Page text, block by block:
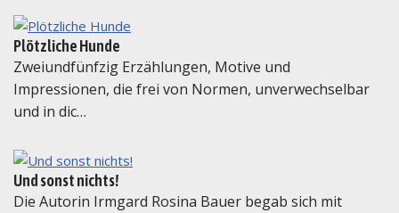
Plötzliche Hunde
Zweiundfünfzig Erzählungen, Motive und
Impressionen, die frei von Normen, unverwechselbar
und in dic…
Und sonst nichts!
Die Autorin Irmgard Rosina Bauer begab sich mit